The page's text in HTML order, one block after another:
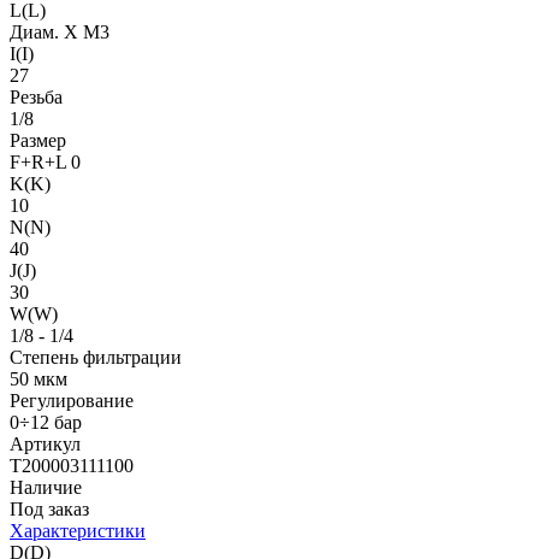
L(L)
Диам. X M3
I(I)
27
Резьба
1/8
Размер
F+R+L 0
K(K)
10
N(N)
40
J(J)
30
W(W)
1/8 - 1/4
Степень фильтрации
50 мкм
Регулирование
0÷12 бар
Артикул
T200003111100
Наличие
Под заказ
Характеристики
D(D)